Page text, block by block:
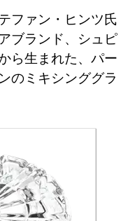
ファン・ヒンツ氏
ブランド、シュピ
ら生まれた、パー
のミキシンググラ